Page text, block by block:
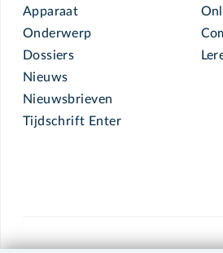
Apparaat
Onderwerp
Dossiers
Nieuws
Nieuwsbrieven
Tijdschrift Enter